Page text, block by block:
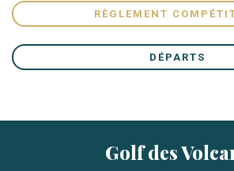
RÈGLEMENT
DÉPARTS
Golf des